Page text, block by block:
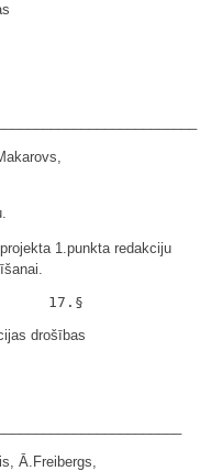
1.punkta redakciju
drošības
Ā.Freibergs,